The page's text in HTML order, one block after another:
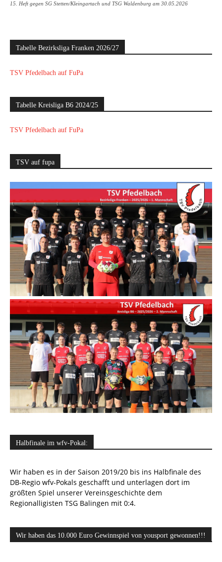
15. Heft gegen SG Stetten/Kleingartach und TSG Waldenburg am 30.05.2026
Tabelle Bezirksliga Franken 2026/27
TSV Pfedelbach auf FuPa
Tabelle Kreisliga B6 2024/25
TSV Pfedelbach auf FuPa
TSV auf fupa
Halbfinale im wfv-Pokal:
Wir haben es in der Saison 2019/20 bis ins Halbfinale des
DB-Regio wfv-Pokals geschafft und unterlagen dort im
größten Spiel unserer Vereinsgeschichte dem
Regionalligisten TSG Balingen mit 0:4.
Wir haben das 10.000 Euro Gewinnspiel von yousport gewonnen!!!